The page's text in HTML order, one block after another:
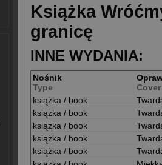
Książka
granicę
INNE WYDANIA:
Nośnik
Type
Cover
książka / book
książka / book
książka / book
książka / book
książka / book